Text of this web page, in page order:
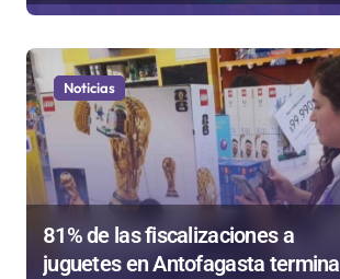
de Valparaíso
Noticias
81% de las fiscalizaciones a
juguetes en Antofagasta termina